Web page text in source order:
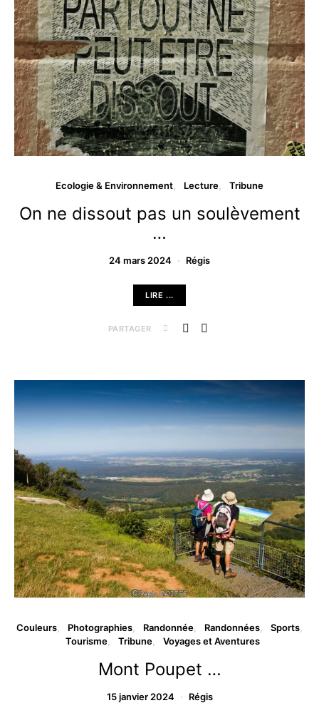
Ecologie & Environnement Lecture Tribune
On ne dissout pas un soulèvement
…
24 mars 2024 Régis
LIRE ...
PARTAGER
Couleurs Photographies Randonnée Randonnées
Sports
Tourisme
Tribune Voyages et Aventures
Mont Poupet …
15 janvier 2024 Régis